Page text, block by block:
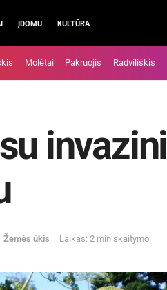
ĮDOMU KULTŪRA
Molėtai Pakruojis Radviliškis
Žemės ūkis Laikas: 2 min skaitymo